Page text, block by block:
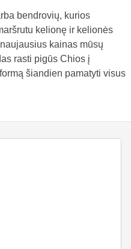
bendrovių, kurios
kelionę ir kelionės
kainas mūsų
rasti pigūs Chios į
šiandien pamatyti visus